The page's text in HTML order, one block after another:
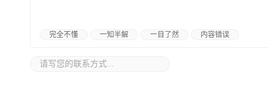
完全不懂 一知半解 一目了然 内容错误